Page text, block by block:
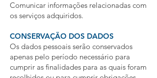
Comunicar informações relacionadas com
os serviços adquiridos.
CONSERVAÇÃO DOS DADOS
Os dados pessoais serão conservados
apenas pelo período necessário para
cumprir as finalidades para as quais foram